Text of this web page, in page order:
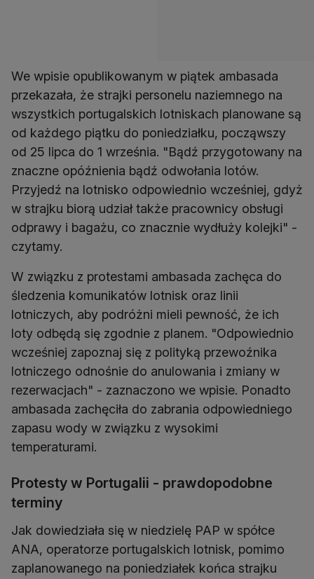
We wpisie opublikowanym w piątek ambasada
przekazała, że strajki personelu naziemnego na
wszystkich portugalskich lotniskach planowane są
od każdego piątku do poniedziałku, począwszy
od 25 lipca do 1 września. "Bądź przygotowany na
znaczne opóźnienia bądź odwołania lotów.
Przyjedź na lotnisko odpowiednio wcześniej, gdyż
w strajku biorą udział także pracownicy obsługi
odprawy i bagażu, co znacznie wydłuży kolejki" -
czytamy.
W związku z protestami ambasada zachęca do
śledzenia komunikatów lotnisk oraz linii
lotniczych, aby podróżni mieli pewność, że ich
loty odbędą się zgodnie z planem. "Odpowiednio
wcześniej zapoznaj się z polityką przewoźnika
lotniczego odnośnie do anulowania i zmiany w
rezerwacjach" - zaznaczono we wpisie. Ponadto
ambasada zachęciła do zabrania odpowiedniego
zapasu wody w związku z wysokimi
temperaturami.
Protesty w Portugalii - prawdopodobne
terminy
Jak dowiedziała się w niedzielę PAP w spółce
ANA, operatorze portugalskich lotnisk, pomimo
zaplanowanego na poniedziałek końca strajku